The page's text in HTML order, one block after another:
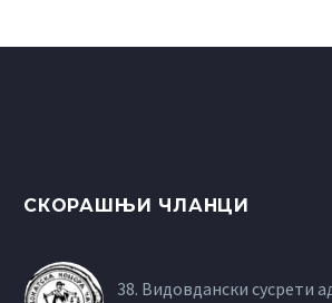
СКОРАШЊИ ЧЛАНЦИ
38. Видовдански сусрети